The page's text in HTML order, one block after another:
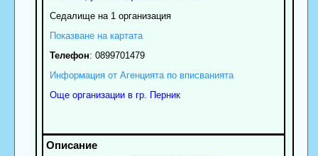
Седалище на 1 организация
Показване на картата
Телефон: 0899701479
Информация от Агенцията по вписванията
Още организации в гр. Перник